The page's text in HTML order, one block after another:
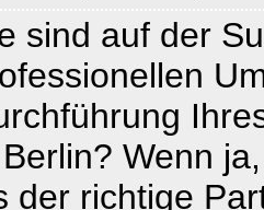
sind auf der
Wenn
der richtige